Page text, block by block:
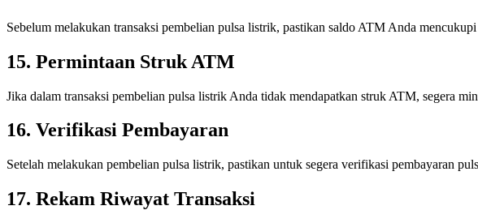
Sebelum melakukan transaksi pembelian pulsa listrik, pastikan saldo ATM Anda
15. Permintaan Struk ATM
Jika dalam transaksi pembelian pulsa listrik Anda tidak mendapatkan struk ATM, segera
16. Verifikasi Pembayaran
Setelah melakukan pembelian pulsa listrik, pastikan untuk segera verifikasi pembayaran
17. Rekam Riwayat Transaksi